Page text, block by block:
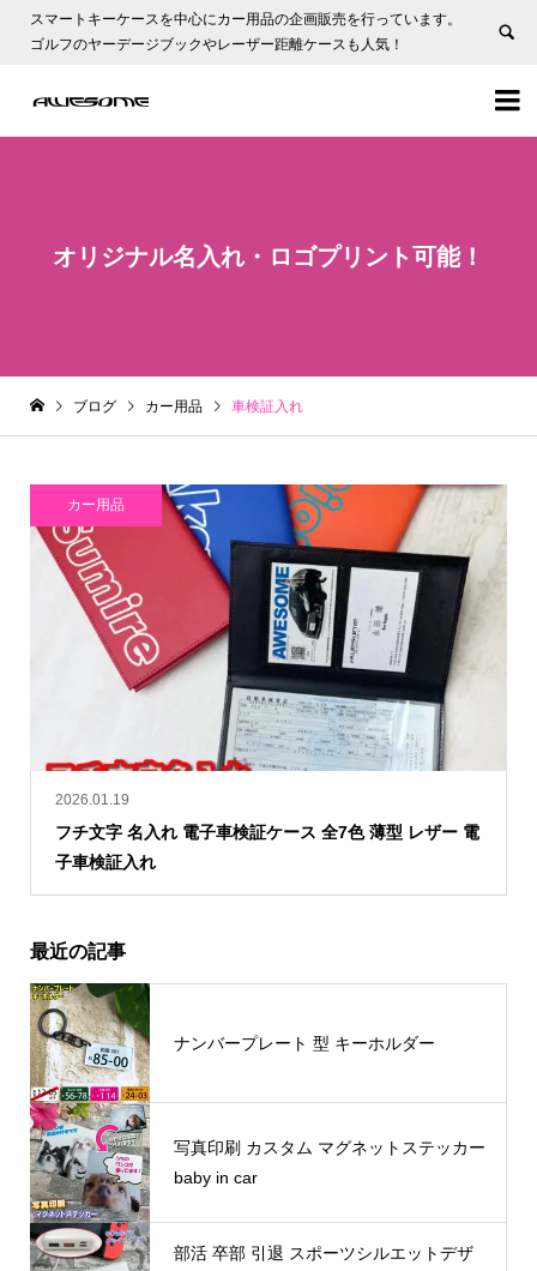
スマートキーケースを中心にカー用品の企画販売を行っています。
ゴルフのヤーデージブックやレーザー距離ケースも人気！


オリジナル名入れ・ロゴプリント可能！
ブログ カー用品 車検証入れ
2026.01.19
フチ文字 名入れ 電子車検証ケース 全7色 薄型 レザー 電
子車検証入れ
カー用品
最近の記事
ナンバープレート 型 キーホルダー
写真印刷 カスタム マグネットステッカー
baby in car
部活 卒部 引退 スポーツシルエットデザ